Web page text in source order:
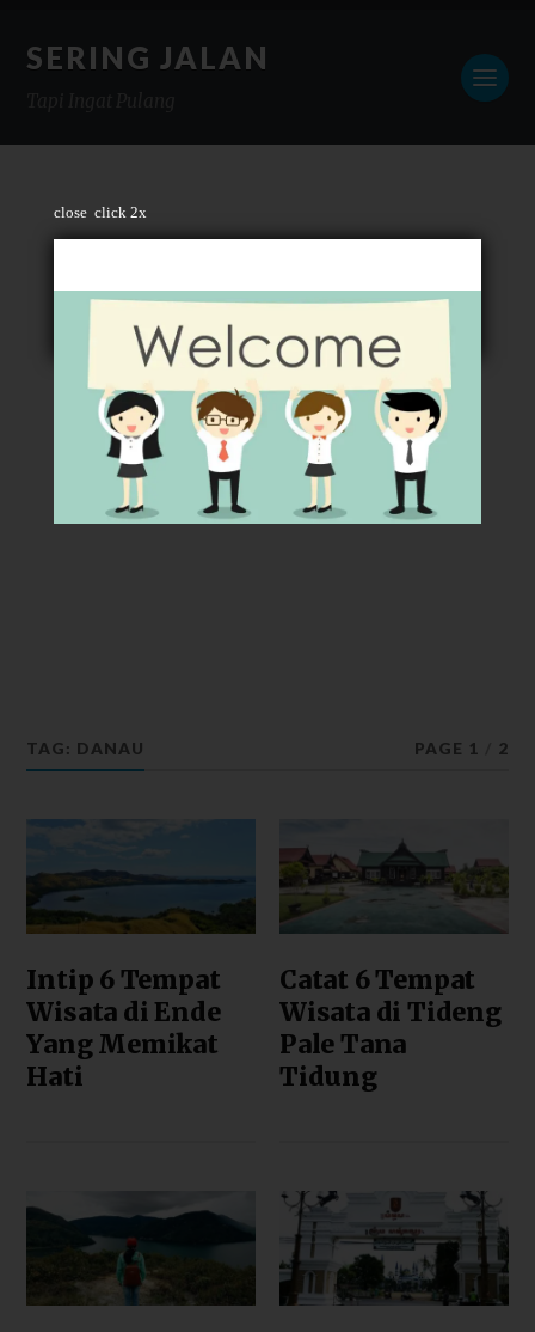
close click 2x
SERING JALAN
TAG: DANAU PAGE 1 2
Intip 6 Tempat
Wisata di Ende
Yang Memikat
Hati
Catat 6 Tempat
Wisata di Tideng
Pale Tana
Tidung